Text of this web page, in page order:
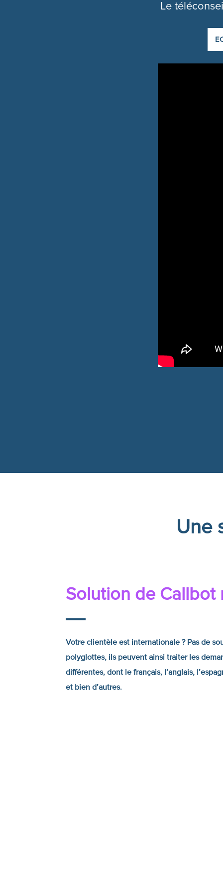
Le
Une
Solution de Callbot
Votre clientèle est internationale ? Pas de
polyglottes, ils peuvent ainsi traiter les
différentes, dont le français, l’anglais,
et bien d’autres.